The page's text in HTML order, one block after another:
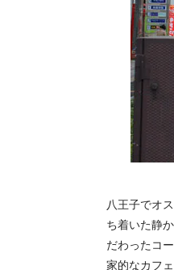
八王子でオ
ち着いた静
だわったコ
家的なカフ